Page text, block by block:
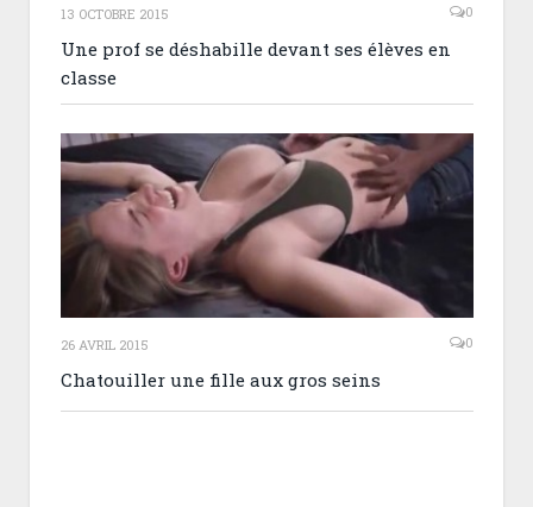
13 OCTOBRE 2015 0
Une prof se déshabille devant ses élèves en
classe
26 AVRIL 2015 0
Chatouiller une fille aux gros seins